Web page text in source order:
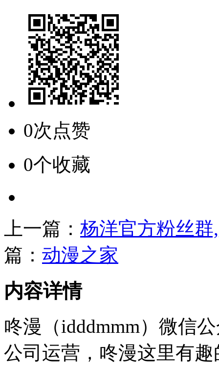
0次点赞
0个收藏
上一篇： 杨洋官方粉丝
篇： 动漫之家
内容详情
咚漫（idddmmm）微信
公司运营，咚漫这里有